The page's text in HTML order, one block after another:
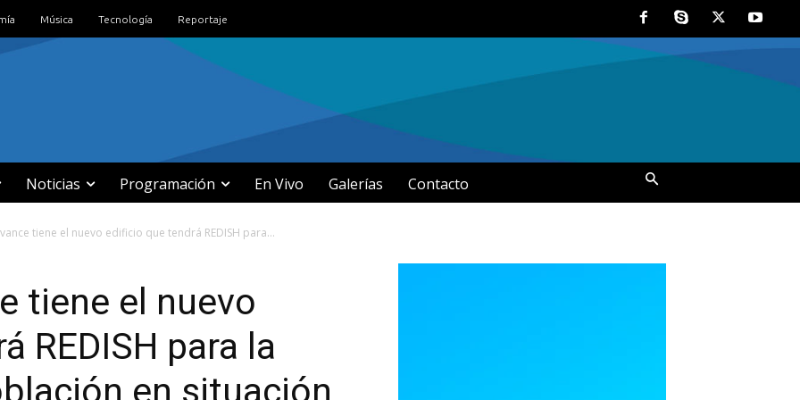
Música Tecnología Reportaje
Noticias Programación En Vivo Galerías Contacto
tiene el nuevo edificio que tendrá REDISH para...
tiene el nuevo
REDISH para la
en situación